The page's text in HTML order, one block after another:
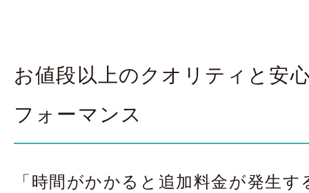
お値段以上のクオリティと安
フォーマンス
「時間がかかると追加料金が発生